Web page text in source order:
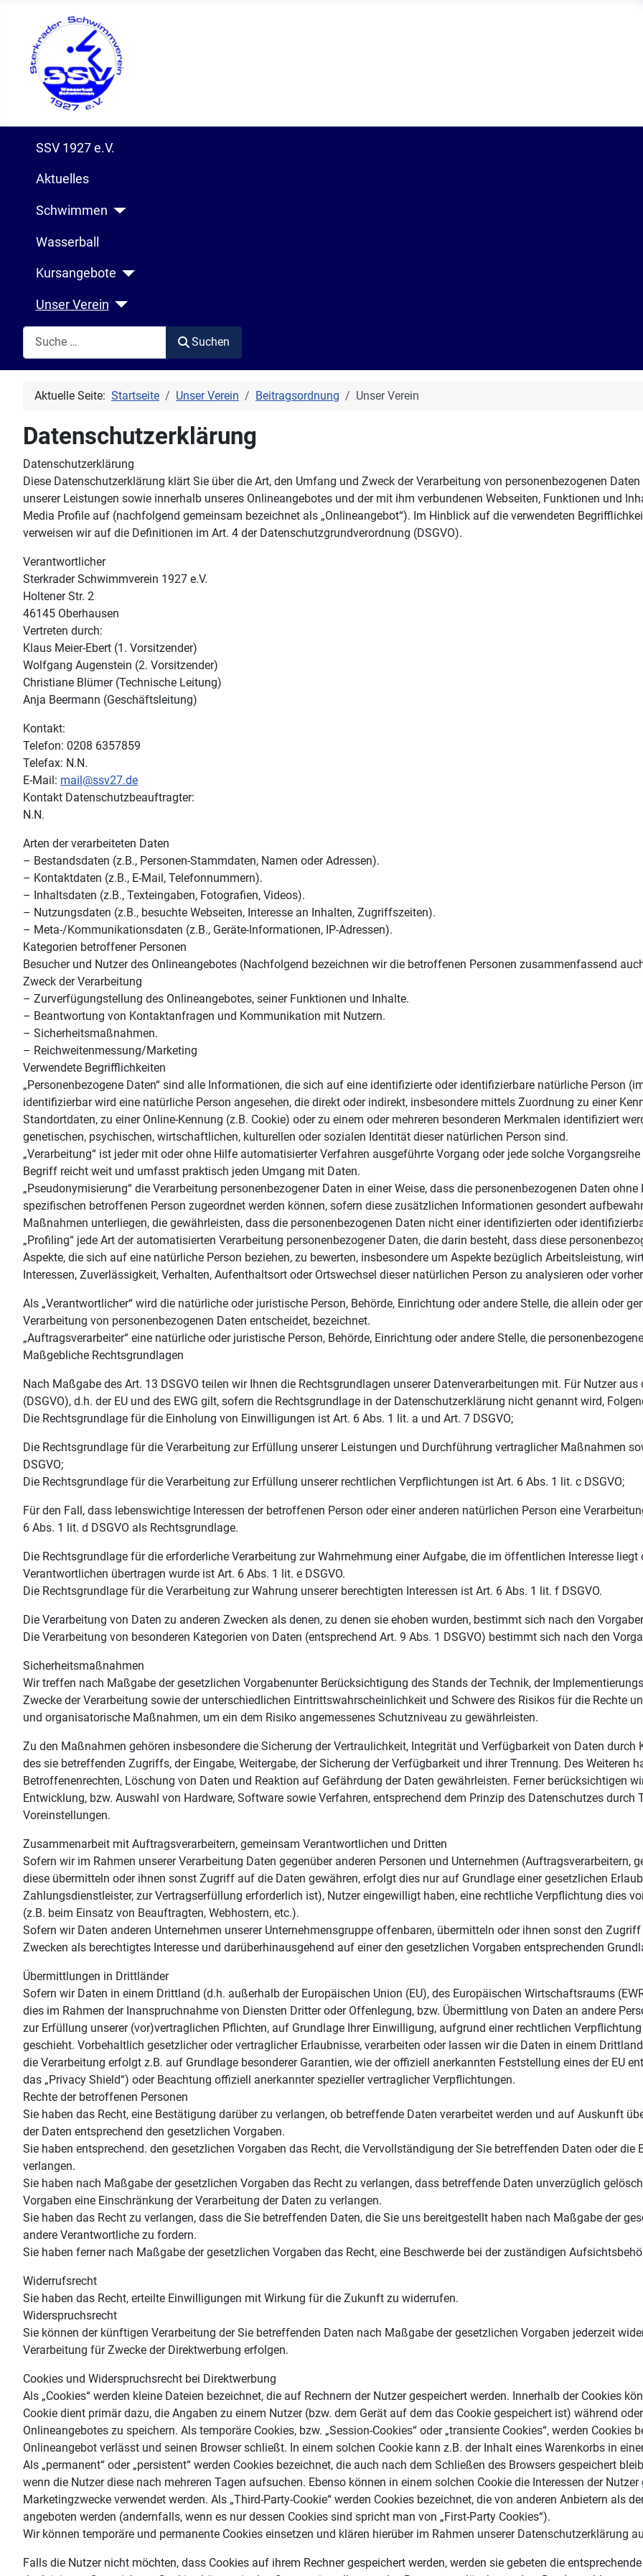
SSV 1927 e.V.
Aktuelles
Schwimmen
Wasserball
Kursangebote
Unser Verein
Suchen
Suchen
Aktuelle Seite: Startseite Unser Verein Beitragsordnung Unser Verein
Datenschutzerklärung
Datenschutzerklärung
Diese Datenschutzerklärung klärt Sie über die Art, den Umfang und Zweck der Verarbeitung von personenbezogenen
unserer Leistungen sowie innerhalb unseres Onlineangebotes und der mit ihm verbundenen Webseiten, Funktionen und
Media Profile auf (nachfolgend gemeinsam bezeichnet als „Onlineangebot“). Im Hinblick auf die verwendeten
verweisen wir auf die Definitionen im Art. 4 der Datenschutzgrundverordnung (DSGVO).
Verantwortlicher
Sterkrader Schwimmverein 1927 e.V.
Holtener Str. 2
46145 Oberhausen
Vertreten durch:
Klaus Meier-Ebert (1. Vorsitzender)
Wolfgang Augenstein (2. Vorsitzender)
Christiane Blümer (Technische Leitung)
Anja Beermann (Geschäftsleitung)
Kontakt:
Telefon: 0208 6357859
Telefax: N.N.
E-Mail: mail@ssv27.de
Kontakt Datenschutzbeauftragter:
N.N.
Arten der verarbeiteten Daten
– Bestandsdaten (z.B., Personen-Stammdaten, Namen oder Adressen).
– Kontaktdaten (z.B., E-Mail, Telefonnummern).
– Inhaltsdaten (z.B., Texteingaben, Fotografien, Videos).
– Nutzungsdaten (z.B., besuchte Webseiten, Interesse an Inhalten, Zugriffszeiten).
– Meta-/Kommunikationsdaten (z.B., Geräte-Informationen, IP-Adressen).
Kategorien betroffener Personen
Besucher und Nutzer des Onlineangebotes (Nachfolgend bezeichnen wir die betroffenen Personen zusammenfassend
Zweck der Verarbeitung
– Zurverfügungstellung des Onlineangebotes, seiner Funktionen und Inhalte.
– Beantwortung von Kontaktanfragen und Kommunikation mit Nutzern.
– Sicherheitsmaßnahmen.
– Reichweitenmessung/Marketing
Verwendete Begrifflichkeiten
„Personenbezogene Daten“ sind alle Informationen, die sich auf eine identifizierte oder identifizierbare natürliche Person
identifizierbar wird eine natürliche Person angesehen, die direkt oder indirekt, insbesondere mittels Zuordnung zu einer
Standortdaten, zu einer Online-Kennung (z.B. Cookie) oder zu einem oder mehreren besonderen Merkmalen identifiziert
genetischen, psychischen, wirtschaftlichen, kulturellen oder sozialen Identität dieser natürlichen Person sind.
„Verarbeitung“ ist jeder mit oder ohne Hilfe automatisierter Verfahren ausgeführte Vorgang oder jede solche
Begriff reicht weit und umfasst praktisch jeden Umgang mit Daten.
„Pseudonymisierung“ die Verarbeitung personenbezogener Daten in einer Weise, dass die personenbezogenen Daten
spezifischen betroffenen Person zugeordnet werden können, sofern diese zusätzlichen Informationen gesondert
Maßnahmen unterliegen, die gewährleisten, dass die personenbezogenen Daten nicht einer identifizierten oder
„Profiling“ jede Art der automatisierten Verarbeitung personenbezogener Daten, die darin besteht, dass diese
Aspekte, die sich auf eine natürliche Person beziehen, zu bewerten, insbesondere um Aspekte bezüglich Arbeitsleistung,
Interessen, Zuverlässigkeit, Verhalten, Aufenthaltsort oder Ortswechsel dieser natürlichen Person zu analysieren oder
Als „Verantwortlicher“ wird die natürliche oder juristische Person, Behörde, Einrichtung oder andere Stelle, die allein oder
Verarbeitung von personenbezogenen Daten entscheidet, bezeichnet.
„Auftragsverarbeiter“ eine natürliche oder juristische Person, Behörde, Einrichtung oder andere Stelle, die
Maßgebliche Rechtsgrundlagen
Nach Maßgabe des Art. 13 DSGVO teilen wir Ihnen die Rechtsgrundlagen unserer Datenverarbeitungen mit. Für Nutzer
(DSGVO), d.h. der EU und des EWG gilt, sofern die Rechtsgrundlage in der Datenschutzerklärung nicht genannt wird,
Die Rechtsgrundlage für die Einholung von Einwilligungen ist Art. 6 Abs. 1 lit. a und Art. 7 DSGVO;
Die Rechtsgrundlage für die Verarbeitung zur Erfüllung unserer Leistungen und Durchführung vertraglicher Maßnahmen
DSGVO;
Die Rechtsgrundlage für die Verarbeitung zur Erfüllung unserer rechtlichen Verpflichtungen ist Art. 6 Abs. 1 lit. c DSGVO;
Für den Fall, dass lebenswichtige Interessen der betroffenen Person oder einer anderen natürlichen Person eine
6 Abs. 1 lit. d DSGVO als Rechtsgrundlage.
Die Rechtsgrundlage für die erforderliche Verarbeitung zur Wahrnehmung einer Aufgabe, die im öffentlichen Interesse
Verantwortlichen übertragen wurde ist Art. 6 Abs. 1 lit. e DSGVO.
Die Rechtsgrundlage für die Verarbeitung zur Wahrung unserer berechtigten Interessen ist Art. 6 Abs. 1 lit. f DSGVO.
Die Verarbeitung von Daten zu anderen Zwecken als denen, zu denen sie ehoben wurden, bestimmt sich nach den
Die Verarbeitung von besonderen Kategorien von Daten (entsprechend Art. 9 Abs. 1 DSGVO) bestimmt sich nach den
Sicherheitsmaßnahmen
Wir treffen nach Maßgabe der gesetzlichen Vorgabenunter Berücksichtigung des Stands der Technik, der
Zwecke der Verarbeitung sowie der unterschiedlichen Eintrittswahrscheinlichkeit und Schwere des Risikos für die Rechte
und organisatorische Maßnahmen, um ein dem Risiko angemessenes Schutzniveau zu gewährleisten.
Zu den Maßnahmen gehören insbesondere die Sicherung der Vertraulichkeit, Integrität und Verfügbarkeit von Daten
des sie betreffenden Zugriffs, der Eingabe, Weitergabe, der Sicherung der Verfügbarkeit und ihrer Trennung. Des Weiteren
Betroffenenrechten, Löschung von Daten und Reaktion auf Gefährdung der Daten gewährleisten. Ferner berücksichtigen
Entwicklung, bzw. Auswahl von Hardware, Software sowie Verfahren, entsprechend dem Prinzip des Datenschutzes
Voreinstellungen.
Zusammenarbeit mit Auftragsverarbeitern, gemeinsam Verantwortlichen und Dritten
Sofern wir im Rahmen unserer Verarbeitung Daten gegenüber anderen Personen und Unternehmen
diese übermitteln oder ihnen sonst Zugriff auf die Daten gewähren, erfolgt dies nur auf Grundlage einer gesetzlichen
Zahlungsdienstleister, zur Vertragserfüllung erforderlich ist), Nutzer eingewilligt haben, eine rechtliche Verpflichtung dies
(z.B. beim Einsatz von Beauftragten, Webhostern, etc.).
Sofern wir Daten anderen Unternehmen unserer Unternehmensgruppe offenbaren, übermitteln oder ihnen sonst den
Zwecken als berechtigtes Interesse und darüberhinausgehend auf einer den gesetzlichen Vorgaben entsprechenden
Übermittlungen in Drittländer
Sofern wir Daten in einem Drittland (d.h. außerhalb der Europäischen Union (EU), des Europäischen Wirtschaftsraums
dies im Rahmen der Inanspruchnahme von Diensten Dritter oder Offenlegung, bzw. Übermittlung von Daten an andere
zur Erfüllung unserer (vor)vertraglichen Pflichten, auf Grundlage Ihrer Einwilligung, aufgrund einer rechtlichen
geschieht. Vorbehaltlich gesetzlicher oder vertraglicher Erlaubnisse, verarbeiten oder lassen wir die Daten in einem
die Verarbeitung erfolgt z.B. auf Grundlage besonderer Garantien, wie der offiziell anerkannten Feststellung eines der EU
das „Privacy Shield“) oder Beachtung offiziell anerkannter spezieller vertraglicher Verpflichtungen.
Rechte der betroffenen Personen
Sie haben das Recht, eine Bestätigung darüber zu verlangen, ob betreffende Daten verarbeitet werden und auf Auskunft
der Daten entsprechend den gesetzlichen Vorgaben.
Sie haben entsprechend. den gesetzlichen Vorgaben das Recht, die Vervollständigung der Sie betreffenden Daten oder
verlangen.
Sie haben nach Maßgabe der gesetzlichen Vorgaben das Recht zu verlangen, dass betreffende Daten unverzüglich
Vorgaben eine Einschränkung der Verarbeitung der Daten zu verlangen.
Sie haben das Recht zu verlangen, dass die Sie betreffenden Daten, die Sie uns bereitgestellt haben nach Maßgabe der
andere Verantwortliche zu fordern.
Sie haben ferner nach Maßgabe der gesetzlichen Vorgaben das Recht, eine Beschwerde bei der zuständigen
Widerrufsrecht
Sie haben das Recht, erteilte Einwilligungen mit Wirkung für die Zukunft zu widerrufen.
Widerspruchsrecht
Sie können der künftigen Verarbeitung der Sie betreffenden Daten nach Maßgabe der gesetzlichen Vorgaben jederzeit
Verarbeitung für Zwecke der Direktwerbung erfolgen.
Cookies und Widerspruchsrecht bei Direktwerbung
Als „Cookies“ werden kleine Dateien bezeichnet, die auf Rechnern der Nutzer gespeichert werden. Innerhalb der Cookies
Cookie dient primär dazu, die Angaben zu einem Nutzer (bzw. dem Gerät auf dem das Cookie gespeichert ist) während
Onlineangebotes zu speichern. Als temporäre Cookies, bzw. „Session-Cookies“ oder „transiente Cookies“, werden
Onlineangebot verlässt und seinen Browser schließt. In einem solchen Cookie kann z.B. der Inhalt eines Warenkorbs in
Als „permanent“ oder „persistent“ werden Cookies bezeichnet, die auch nach dem Schließen des Browsers gespeichert
wenn die Nutzer diese nach mehreren Tagen aufsuchen. Ebenso können in einem solchen Cookie die Interessen der
Marketingzwecke verwendet werden. Als „Third-Party-Cookie“ werden Cookies bezeichnet, die von anderen Anbietern als
angeboten werden (andernfalls, wenn es nur dessen Cookies sind spricht man von „First-Party Cookies“).
Wir können temporäre und permanente Cookies einsetzen und klären hierüber im Rahmen unserer Datenschutzerklärung
Falls die Nutzer nicht möchten, dass Cookies auf ihrem Rechner gespeichert werden, werden sie gebeten die